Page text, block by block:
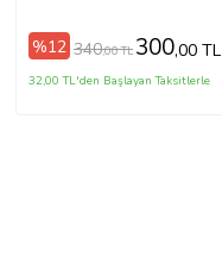
%12 340,00 TL 300,00 TL
32,00 TL'den Başlayan Taksitlerle